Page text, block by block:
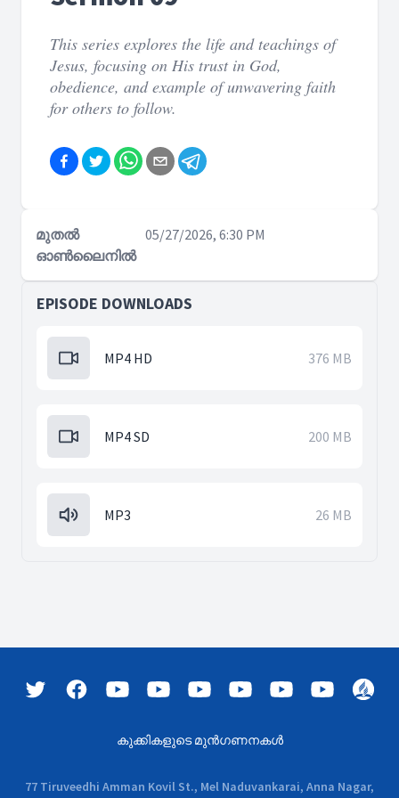
This series explores the life and teachings of
Jesus, focusing on His trust in God,
obedience, and example of unwavering faith
for others to follow.
മുതൽ
ഓൺലൈനിൽ
05/27/2026, 6:30 PM
EPISODE DOWNLOADS
MP4 HD 376 MB
MP4 SD 200 MB
MP3 26 MB
കുക്കികളുടെ മുൻഗണനകൾ
77 Tiruveedhi Amman Kovil St., Mel Naduvankarai, Anna Nagar,